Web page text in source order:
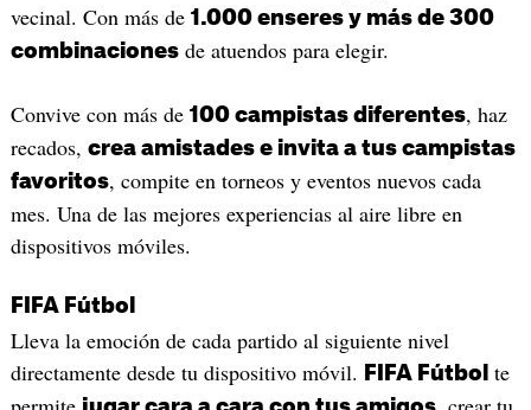
vecinal. Con más de 1.000 enseres y más de 300
combinacionesde atuendos para elegir.
Convive con más de 100 campistas diferentes, haz
recados, crea amistades e invita a tus campistas
favoritos, compite en torneos y eventos nuevos cada
mes. Una de las mejores experiencias al aire libre en
dispositivos móviles.
FIFA Fútbol
Lleva la emoción de cada partido al siguiente nivel
directamente desde tu dispositivo móvil.
FIFA Fútbol te